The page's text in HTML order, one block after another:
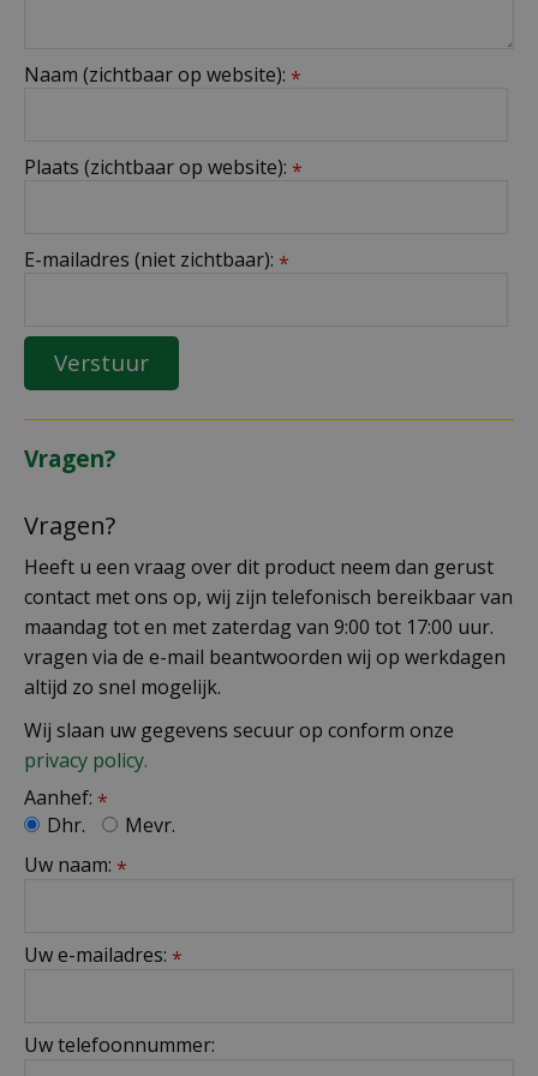
Naam (zichtbaar op website): *
Plaats (zichtbaar op website): *
E-mailadres (niet zichtbaar): *
Vragen?
Vragen?
Heeft u een vraag over dit product neem dan gerust
contact met ons op, wij zijn telefonisch bereikbaar van
maandag tot en met zaterdag van 9:00 tot 17:00 uur.
vragen via de e-mail beantwoorden wij op werkdagen
altijd zo snel mogelijk.
Wij slaan uw gegevens secuur op conform onze
privacy policy.
Aanhef: *
Dhr.
Mevr.
Uw naam: *
Uw e-mailadres: *
Uw telefoonnummer: